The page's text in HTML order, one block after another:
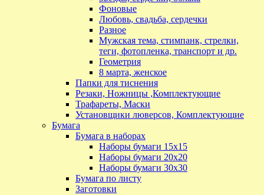
Фоновые
Любовь, свадьба, сердечки
Разное
Мужская тема, стимпанк, стрелки,
теги, фотопленка, транспорт и др.
Геометрия
8 марта, женское
Папки для тиснения
Резаки, Ножницы ,Комплектующие
Трафареты, Маски
Установщики люверсов, Комплектующие
Бумага
Бумага в наборах
Наборы бумаги 15х15
Наборы бумаги 20х20
Наборы бумаги 30х30
Бумага по листу
Заготовки